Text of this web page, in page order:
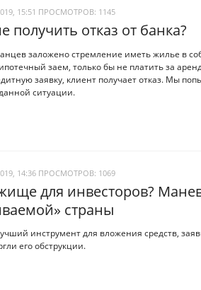
15:51 ПРОСМОТРОВ: 1145
получить отказ от банка?
заложено стремление иметь жилье в
заем, только бы не платить за
заявку, клиент получает отказ. Мы
ситуации.
14:36 ПРОСМОТРОВ: 1069
для инвесторов?
страны
инструмент для вложения средств,
его обструкции.